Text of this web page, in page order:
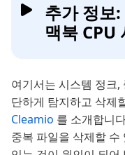
추가 정보
맥북 CPU
여기서는 시스템 정크
단하게 탐지하고 삭제
Cleamio 를 소개합니
중복 파일을 삭제할 수